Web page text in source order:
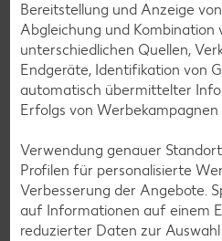
Rindersteak
Rindersteaks eignen sich zum
Bereitstellung und Anzeige
Abgleichung und Kombination
unterschiedlichen Quellen,
Endgeräte, Identifikation von
automatisch übermittelter
Erfolgs von Werbekampagnen
Verwendung genauer
Profilen für personalisierte
Verbesserung der Angebote.
auf Informationen auf einem
reduzierter Daten zur